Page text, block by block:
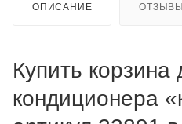
ОПИСАНИЕ ОТЗЫВЫ
Купить корзина
кондиционера